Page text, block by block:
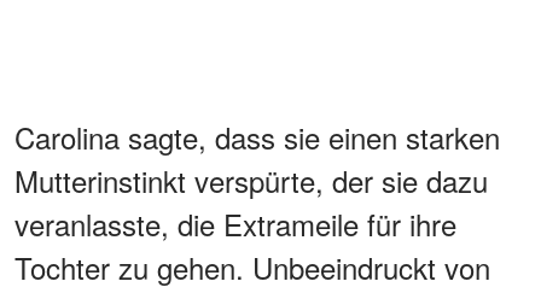
Carolina sagte, dass sie einen starken
Mutterinstinkt verspürte, der sie dazu
veranlasste, die Extrameile für ihre
Tochter zu gehen. Unbeeindruckt von